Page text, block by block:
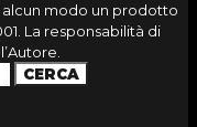
modo un prodotto
La responsabilità di